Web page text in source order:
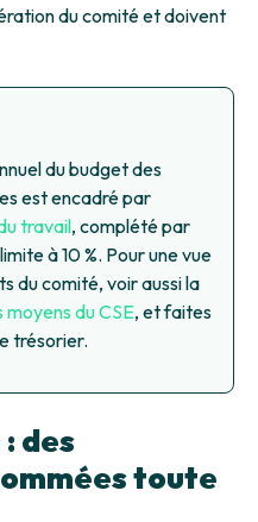
du comité et doivent
du budget des
est encadré par
travail, complété par
à 10 %. Pour une vue
du comité, voir aussi la
du CSE, et faites
trésorier.
des
toute